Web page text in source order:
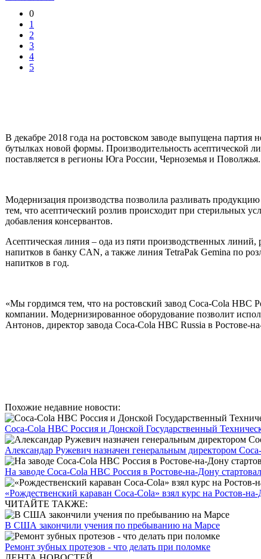
0
1
2
3
4
5
В декабре 2018 года на ростовском заводе выпущена
бутылках новой формы. Производительность асептической
поставляется в регионы Юга России, Черноземья и Поволжья.
Модернизация производства позволила разливать
тем, что асептический розлив происходит при стерильных
добавления консервантов.
Асептическая линия – ода из пяти производственных
напитков в банку CAN, а также линия TetraPak Gemina по
напитков в год.
«Мы гордимся тем, что на ростовский завод Coca-Cola HBC
компании. Модернизированное оборудование позволит
Антонов, директор завода Coca-Cola HBС Russia в Ростове-
Похожие недавние новости:
Сoca-Cola HBC Россия и Донской Государственный
Александар Ружевич назначен генеральным директором
На заводе Coca-Cola HBC Россия в Ростове-на-Дону
«Рождественский караван Coca-Cola» взял курс на Ростов-
ЧИТАЙТЕ ТАКЖЕ:
В США закончили учения по пребыванию на Марсе
Ремонт зубных протезов - что делать при поломке